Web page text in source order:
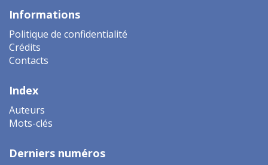
Informations
Politique de confidentialité
Crédits
Contacts
Index
Auteurs
Mots-clés
Derniers numéros